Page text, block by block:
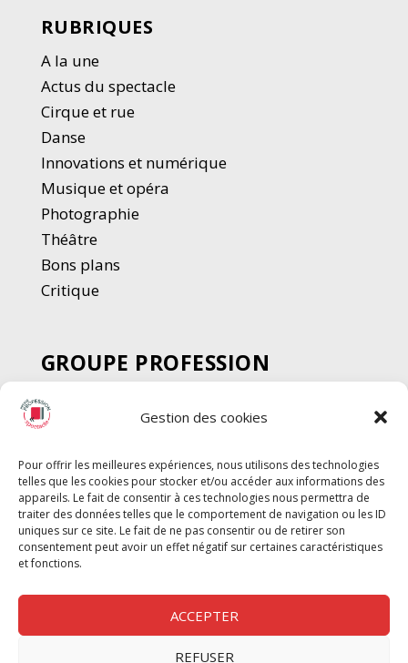
Gestion des cookies
Pour offrir les meilleures expériences, nous utilisons des technologies
telles que les cookies pour stocker et/ou accéder aux informations des
appareils. Le fait de consentir à ces technologies nous permettra de
traiter des données telles que le comportement de navigation ou les ID
uniques sur ce site. Le fait de ne pas consentir ou de retirer son
consentement peut avoir un effet négatif sur certaines caractéristiques
et fonctions.
ACCEPTER
REFUSER
RUBRIQUES
A la une
Actus du spectacle
Cirque et rue
Danse
Innovations et numérique
Musique et opéra
Photographie
Théâtre
Bons plans
Critique
GROUPE PROFESSION
SPECTACLE
Chèque Intermittents
Chèque Compta
Chèque Emploi Spectacle
G-Pods
Profession Audio-visuel